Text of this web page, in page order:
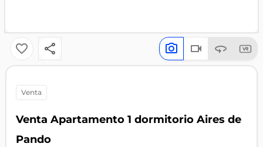
venta
Venta Apartamento 1 dormitorio Aires de
Pando